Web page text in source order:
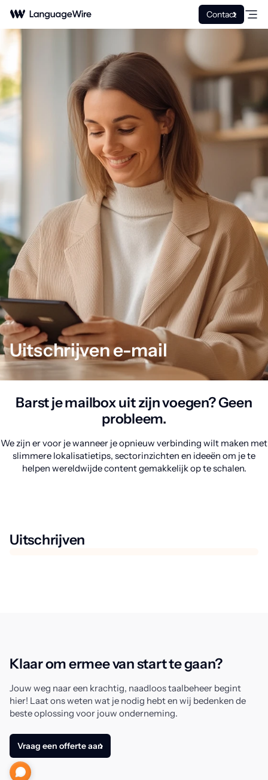
Contact
Uitschrijven e-mail
Barst je mailbox uit zijn voegen? Geen
probleem.
We zijn er voor je wanneer je opnieuw verbinding wilt maken met
slimmere lokalisatietips, sectorinzichten en ideeën om je te
helpen wereldwijde content gemakkelijk op te schalen.
Uitschrijven
Klaar om ermee van start te gaan?
Jouw weg naar een krachtig, naadloos taalbeheer begint
hier! Laat ons weten wat je nodig hebt en wij bedenken de
beste oplossing voor jouw onderneming.
Vraag een offerte aan